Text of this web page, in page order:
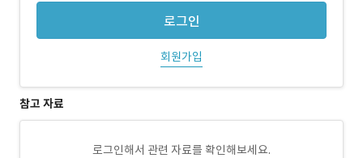
로그인
회원가입
참고 자료
로그인해서 관련 자료를 확인해보세요.